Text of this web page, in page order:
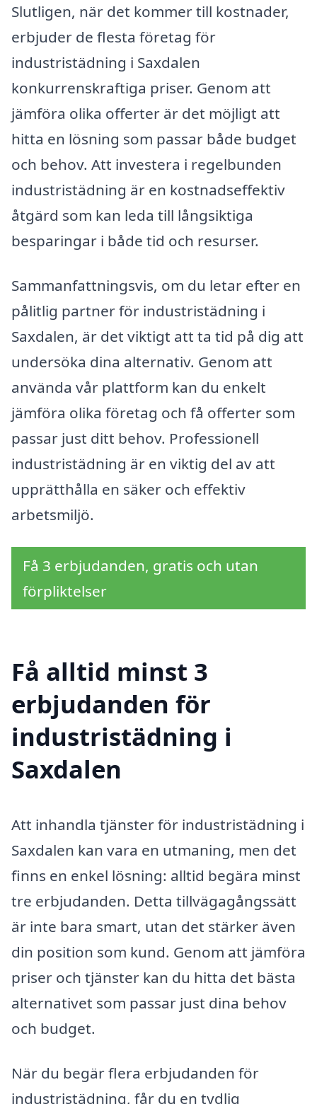
Slutligen, när det kommer till kostnader,
erbjuder de flesta företag för
industristädning i Saxdalen
konkurrenskraftiga priser. Genom att
jämföra olika offerter är det möjligt att
hitta en lösning som passar både budget
och behov. Att investera i regelbunden
industristädning är en kostnadseffektiv
åtgärd som kan leda till långsiktiga
besparingar i både tid och resurser.
Sammanfattningsvis, om du letar efter en
pålitlig partner för industristädning i
Saxdalen, är det viktigt att ta tid på dig att
undersöka dina alternativ. Genom att
använda vår plattform kan du enkelt
jämföra olika företag och få offerter som
passar just ditt behov. Professionell
industristädning är en viktig del av att
upprätthålla en säker och effektiv
arbetsmiljö.
Få 3 erbjudanden, gratis och utan
förpliktelser
Få alltid minst 3
erbjudanden för
industristädning i
Saxdalen
Att inhandla tjänster för industristädning i
Saxdalen kan vara en utmaning, men det
finns en enkel lösning: alltid begära minst
tre erbjudanden. Detta tillvägagångssätt
är inte bara smart, utan det stärker även
din position som kund. Genom att jämföra
priser och tjänster kan du hitta det bästa
alternativet som passar just dina behov
och budget.
När du begär flera erbjudanden för
industristädning, får du en tydlig